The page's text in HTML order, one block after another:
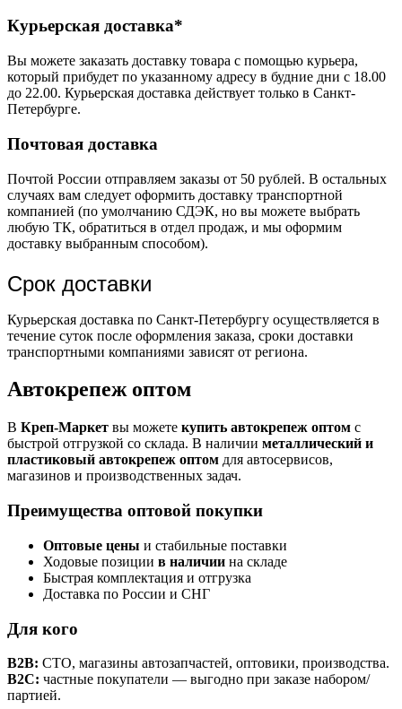
Курьерская доставка*
Вы можете заказать доставку товара с помощью курьера,
который прибудет по указанному адресу в будние дни с 18.00
до 22.00. Курьерская доставка действует только в Санкт-
Петербурге.
Почтовая доставка
Почтой России отправляем заказы от 50 рублей. В остальных
случаях вам следует оформить доставку транспортной
компанией (по умолчанию СДЭК, но вы можете выбрать
любую ТК, обратиться в отдел продаж, и мы оформим
доставку выбранным способом).
Срок доставки
Курьерская доставка по Санкт-Петербургу осуществляется в
течение суток после оформления заказа, сроки доставки
транспортными компаниями зависят от региона.
Автокрепеж оптом
В Креп-Маркет вы можете купить автокрепеж оптом с
быстрой отгрузкой со склада. В наличии металлический и
пластиковый автокрепеж оптом для автосервисов,
магазинов и производственных задач.
Преимущества оптовой покупки
Оптовые цены и стабильные поставки
Ходовые позиции в наличии на складе
Быстрая комплектация и отгрузка
Доставка по России и СНГ
Для кого
B2B: СТО, магазины автозапчастей, оптовики, производства.
B2C: частные покупатели — выгодно при заказе набором/
партией.